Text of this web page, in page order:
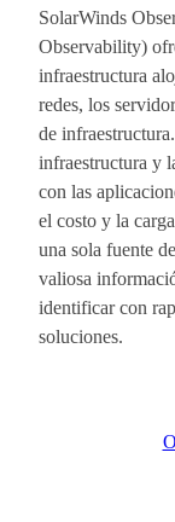
SolarWinds
Observability)
infraestructura
redes, los
de
infraestructura y
con las
el costo y la
una sola fuente
valiosa
identificar con
soluciones.